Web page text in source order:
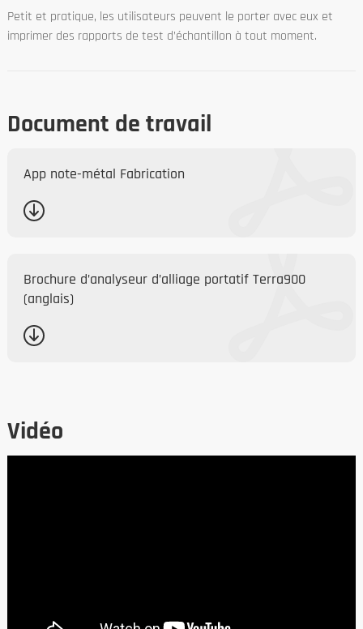
Petit et pratique, les utilisateurs peuvent le porter avec eux et
imprimer des rapports de test d’échantillon à tout moment.
Document de travail
App note-métal Fabrication
Brochure d’analyseur d’alliage portatif Terra900
(anglais)
Vidéo